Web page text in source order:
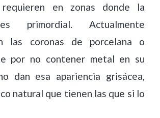
en zonas donde la
primordial. Actualmente
las coronas de porcelana o
por no contener metal en su
dan esa apariencia grisácea,
natural que tienen las que si lo